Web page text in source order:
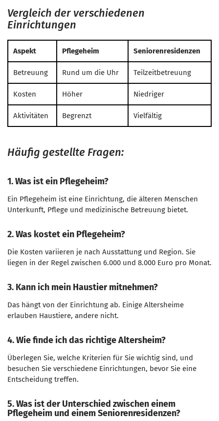
Vergleich der verschiedenen
Einrichtungen
Aspekt Pflegeheim Seniorenresidenzen
Betreuung Rund um die Uhr Teilzeitbetreuung
Kosten Höher Niedriger
Aktivitäten Begrenzt Vielfältig
Häufig gestellte Fragen:
1. Was ist ein Pflegeheim?
Ein Pflegeheim ist eine Einrichtung, die älteren Menschen
Unterkunft, Pflege und medizinische Betreuung bietet.
2. Was kostet ein Pflegeheim?
Die Kosten variieren je nach Ausstattung und Region. Sie
liegen in der Regel zwischen 6.000 und 8.000 Euro pro Monat.
3. Kann ich mein Haustier mitnehmen?
Das hängt von der Einrichtung ab. Einige Altersheime
erlauben Haustiere, andere nicht.
4. Wie finde ich das richtige Altersheim?
Überlegen Sie, welche Kriterien für Sie wichtig sind, und
besuchen Sie verschiedene Einrichtungen, bevor Sie eine
Entscheidung treffen.
5. Was ist der Unterschied zwischen einem
Pflegeheim und einemSeniorenresidenzen?